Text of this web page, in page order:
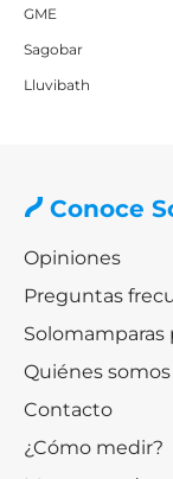
GME
Sagobar
Lluvibath
Conoce
Opiniones
Preguntas
Solomamparas
Quiénes somos
Contacto
¿Cómo medir?